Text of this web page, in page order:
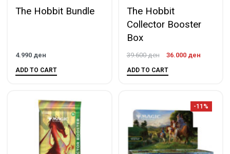
The Hobbit Bundle
4.990 ден
ADD TO CART
The Hobbit
Collector Booster
Box
39.600ден 36.000 ден
ADD TO CART
-11%